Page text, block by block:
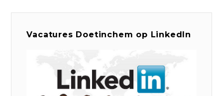
Vacatures Doetinchem op LinkedIn